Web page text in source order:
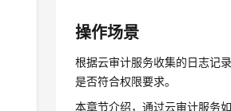
操作场景
根据云审计服务收集的日志记
是否符合权限要求。
本章节介绍，通过云审计服务